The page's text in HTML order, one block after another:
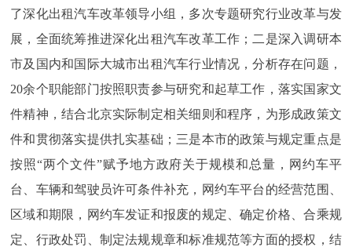
北京概况 十六区概览 人文北京
绿色北京 图说北京 视频北京
ENGLISH 한국어 日本語
DEUTSCH FRANÇAIS РУССКИЙ ЯЗЫК
ESPAÑOL العربية PORTUGUÊS
了深化出租汽车改革领导小组，多次专题研究行业改革与发
展，全面统筹推进深化出租汽车改革工作；二是深入调研本
市及国内和国际大城市出租汽车行业情况，分析存在问题，
20余个职能部门按照职责参与研究和起草工作，落实国家文
件精神，结合北京实际制定相关细则和程序，为形成政策文
件和贯彻落实提供扎实基础；三是本市的政策与规定重点是
按照“两个文件”赋予地方政府关于规模和总量，网约车平
台、车辆和驾驶员许可条件补充，网约车平台的经营范围、
区域和期限，网约车发证和报废的规定、确定价格、合乘规
定、行政处罚、制定法规规章和标准规范等方面的授权，结